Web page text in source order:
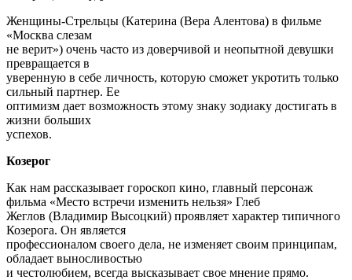
Женщины-Стрельцы (Катерина (Вера Алентова) в фильме
«Москва слезам
не верит») очень часто из доверчивой и неопытной девушки
превращается в
уверенную в себе личность, которую сможет укротить только
сильный партнер. Ее
оптимизм дает возможность этому знаку зодиаку достигать в
жизни больших
успехов.
Козерог
Как нам рассказывает гороскоп кино, главный персонаж
фильма «Место встречи изменить нельзя» Глеб
Жеглов (Владимир Высоцкий) проявляет характер типичного
Козерога. Он является
профессионалом своего дела, не изменяет своим принципам,
обладает выносливостью
и честолюбием, всегда высказывает свое мнение прямо.